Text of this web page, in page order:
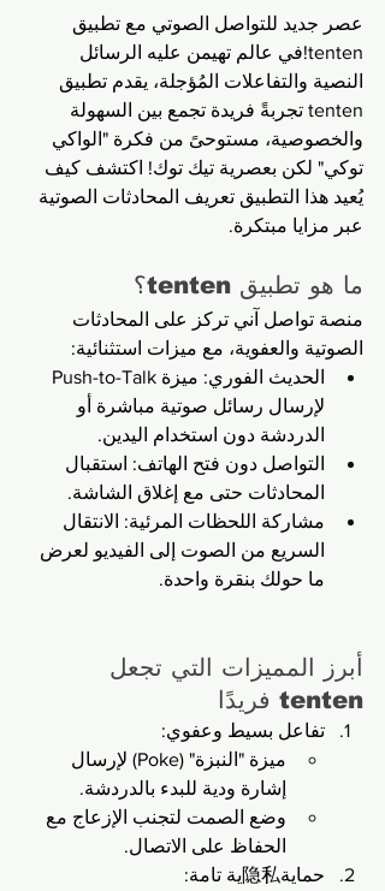
عصر جديد للتواصل الصوتي مع تطبيق
tenten!في عالم تهيمن عليه الرسائل
النصية والتفاعلات المُؤجلة، يقدم تطبيق
tenten تجربةً فريدة تجمع بين السهولة
والخصوصية، مستوحىً من فكرة "الواكي
توكي" لكن بعصرية تيك توك! اكتشف كيف
يُعيد هذا التطبيق تعريف المحادثات الصوتية
عبر مزايا مبتكرة.
ما هو تطبيق tenten؟
منصة تواصل آني تركز على المحادثات
الصوتية والعفوية، مع ميزات استثنائية:
لإرسال رسائل صوتية مباشرة أو
الدردشة دون استخدام اليدين.
التواصل دون فتح الهاتف: استقبال
المحادثات حتى مع إغلاق الشاشة.
مشاركة اللحظات المرئية: الانتقال
السريع من الصوت إلى الفيديو لعرض
ما حولك بنقرة واحدة.
أبرز المميزات التي تجعل
tenten فريدًا
تفاعل بسيط وعفوي:
ميزة "النبزة" (Poke) لإرسال
إشارة ودية للبدء بالدردشة.
وضع الصمت لتجنب الإزعاج مع
الحفاظ على الاتصال.
حماية隐私ية تامة: